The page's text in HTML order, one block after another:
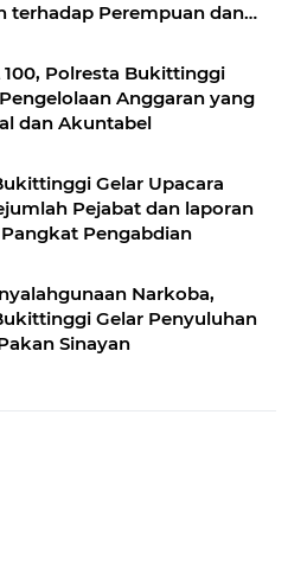
terhadap Perempuan dan
100, Polresta Bukittinggi
Anggaran yang
dan Akuntabel
Gelar Upacara
Pejabat dan laporan
Pengabdian
Narkoba,
Gelar Penyuluhan
Sinayan